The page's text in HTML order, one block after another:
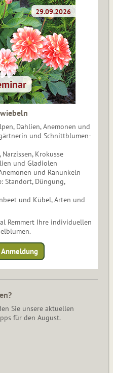
Dahlien, Anemonen und
und Schnittblumen-
Krokusse
und Gladiolen
und Ranunkeln
Düngung,
und Kübel, Arten und
Remmert Ihre individuellen
Sie unsere aktuellen
für den August.